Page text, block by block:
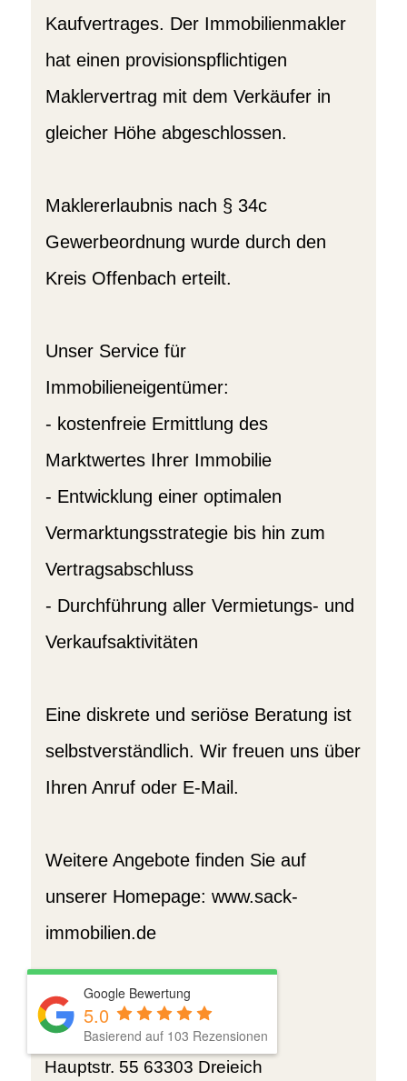
Kaufvertrages. Der Immobilienmakler
hat einen provisionspflichtigen
Maklervertrag mit dem Verkäufer in
gleicher Höhe abgeschlossen.
Maklererlaubnis nach § 34c
Gewerbeordnung wurde durch den
Kreis Offenbach erteilt.
Unser Service für
Immobilieneigentümer:
- kostenfreie Ermittlung des
Marktwertes Ihrer Immobilie
- Entwicklung einer optimalen
Vermarktungsstrategie bis hin zum
Vertragsabschluss
- Durchführung aller Vermietungs- und
Verkaufsaktivitäten
Eine diskrete und seriöse Beratung ist
selbstverständlich. Wir freuen uns über
Ihren Anruf oder E-Mail.
Weitere Angebote finden Sie auf
unserer Homepage: www.sack-
immobilien.de
Frau Daniela Kraft
Hauptstr. 55 63303 Dreieich
Google Bewertung
5.0
Basierend auf 103 Rezensionen